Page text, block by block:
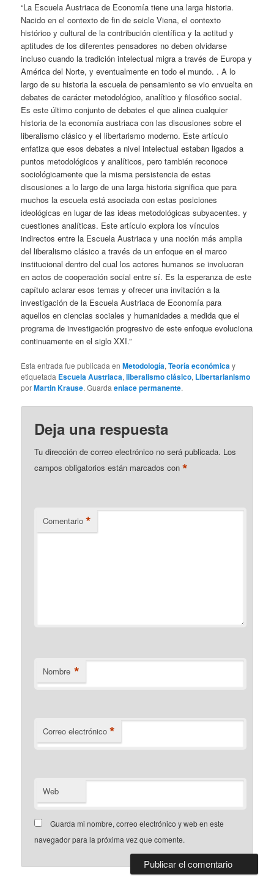
“La Escuela Austriaca de Economía tiene una larga historia.
Nacido en el contexto de fin de seicle Viena, el contexto
histórico y cultural de la contribución científica y la actitud y
aptitudes de los diferentes pensadores no deben olvidarse
incluso cuando la tradición intelectual migra a través de Europa y
América del Norte, y eventualmente en todo el mundo. . A lo
largo de su historia la escuela de pensamiento se vio envuelta en
debates de carácter metodológico, analítico y filosófico social.
Es este último conjunto de debates el que alinea cualquier
historia de la economía austriaca con las discusiones sobre el
liberalismo clásico y el libertarismo moderno. Este artículo
enfatiza que esos debates a nivel intelectual estaban ligados a
puntos metodológicos y analíticos, pero también reconoce
sociológicamente que la misma persistencia de estas
discusiones a lo largo de una larga historia significa que para
muchos la escuela está asociada con estas posiciones
ideológicas en lugar de las ideas metodológicas subyacentes. y
cuestiones analíticas. Este artículo explora los vínculos
indirectos entre la Escuela Austriaca y una noción más amplia
del liberalismo clásico a través de un enfoque en el marco
institucional dentro del cual los actores humanos se involucran
en actos de cooperación social entre sí. Es la esperanza de este
capítulo aclarar esos temas y ofrecer una invitación a la
investigación de la Escuela Austriaca de Economía para
aquellos en ciencias sociales y humanidades a medida que el
programa de investigación progresivo de este enfoque evoluciona
continuamente en el siglo XXI.”
Esta entrada fue publicada enMetodología,Teoría económicay
etiquetada Escuela Austriaca,liberalismo clásico, Libertarianismo
porMartin Krause. Guardaenlace permanente.
Deja una respuesta
Tu dirección de correo electrónico no será publicada. Los
campos obligatorios están marcados con*
Comentario *
Nombre *
Correo electrónico *
Web
Guarda mi nombre, correo electrónico y web en este
navegador para la próxima vez que comente.